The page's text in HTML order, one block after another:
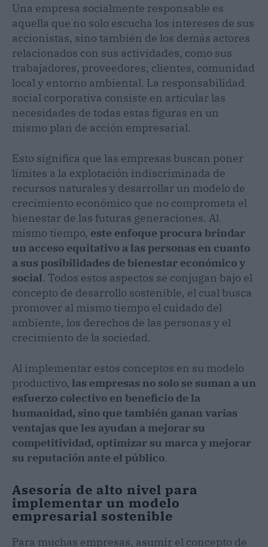
Una empresa socialmente responsable es
aquella que no solo escucha los intereses de sus
accionistas, sino también de los demás actores
relacionados con sus actividades, como sus
trabajadores, proveedores, clientes, comunidad
local y entorno ambiental. La responsabilidad
social corporativa consiste en articular las
necesidades de todas estas figuras en un
mismo plan de acción empresarial.
Esto significa que las empresas buscan poner
límites a la explotación indiscriminada de
recursos naturales y desarrollar un modelo de
crecimiento económico que no comprometa el
bienestar de las futuras generaciones. Al
mismo tiempo, este enfoque procura brindar
un acceso equitativo a las personas en cuanto
a sus posibilidades de bienestar económico y
social. Todos estos aspectos se conjugan bajo el
concepto de desarrollo sostenible, el cual busca
promover al mismo tiempo el cuidado del
ambiente, los derechos de las personas y el
crecimiento de la sociedad.
Al implementar estos conceptos en su modelo
productivo, las empresas no solo se suman a un
esfuerzo colectivo en beneficio de la
humanidad, sino que también ganan varias
ventajas que les ayudan a mejorar su
competitividad, optimizar su marca y mejorar
su reputación ante el público.
Asesoría de alto nivel para
implementar un modelo
empresarial sostenible
Para muchas empresas, asumir el concepto de